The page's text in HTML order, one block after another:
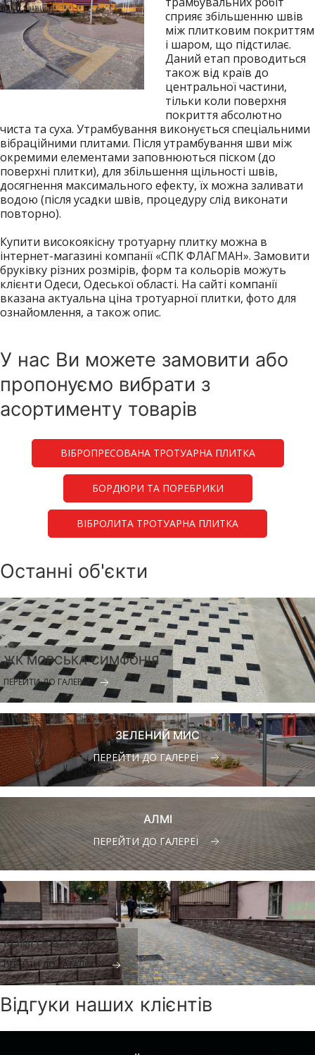
сприяє збільшенню швів
між плитковим покриттям
і шаром, що підстилає.
Даний етап проводиться
також від країв до
центральної частини,
тільки коли поверхня
покриття абсолютно
чиста та суха. Утрамбування виконується спеціальними
вібраційними плитами. Після утрамбування шви між
окремими елементами заповнюються піском (до
поверхні плитки), для збільшення щільності швів,
досягнення максимального ефекту, їх можна заливати
водою (після усадки швів, процедуру слід виконати
повторно).
Купити високоякісну тротуарну плитку можна в
інтернет-магазині компанії «СПК ФЛАГМАН». Замовити
бруківку різних розмірів, форм та кольорів можуть
клієнти Одеси, Одеської області. На сайті компанії
вказана актуальна ціна тротуарної плитки, фото для
ознайомлення, а також опис.
У нас Ви можете замовити або
пропонуємо вибрати з
асортименту товарів
ВІБРОПРЕСОВАНА ТРОТУАРНА ПЛИТКА
БОРДЮРИ ТА ПОРЕБРИКИ
ВІБРОЛИТА ТРОТУАРНА ПЛИТКА
Останні об'єкти
ЖК МОРСЬКА СИМФОНІЯ
ПЕРЕЙТИ ДО ГАЛЕРЕЇ
ЗЕЛЕНИЙ МИС
ПЕРЕЙТИ ДО ГАЛЕРЕЇ
АЛМІ
ПЕРЕЙТИ ДО ГАЛЕРЕЇ
КОМІТЕТСЬКА 5
ПЕРЕЙТИ ДО КАТАЛОГУ
Відгуки наших клієнтів